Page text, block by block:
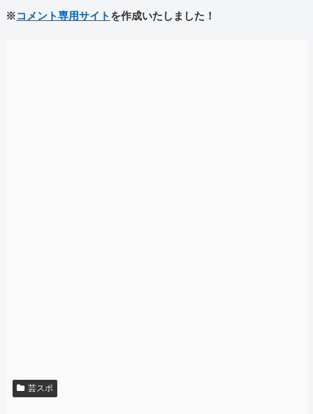
※コメント専用サイト を作成いたしました！
芸スポ